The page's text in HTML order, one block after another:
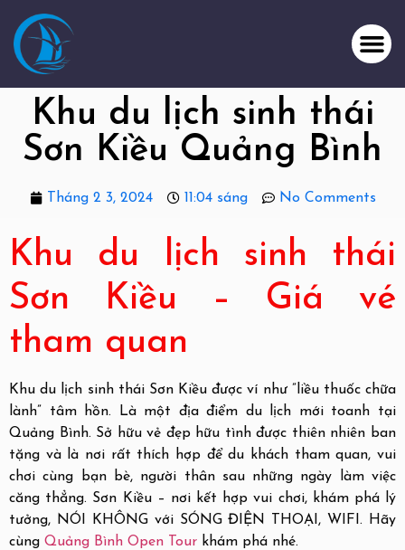
Khu du lịch sinh thái
Sơn Kiều Quảng Bình
Tháng 2 3, 2024 11:04 sáng No Comments
Khu du lịch sinh thái
Sơn Kiều – Giá vé
tham quan
Khu du lịch sinh thái Sơn Kiều được ví như ”liều thuốc chữa
lành” tâm hồn. Là một địa điểm du lịch mới toanh tại
Quảng Bình. Sở hữu vẻ đẹp hữu tình được thiên nhiên ban
tặng và là nơi rất thích hợp để du khách tham quan, vui
chơi cùng bạn bè, người thân sau những ngày làm việc
căng thẳng. Sơn Kiều – nơi kết hợp vui chơi, khám phá lý
tưởng, NÓI KHÔNG với SÓNG ĐIỆN THOẠI, WIFI. Hãy
cùng Quảng Bình Open Tour khám phá nhé.